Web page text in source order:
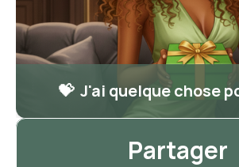
💝  J'ai quelque chose
Partager